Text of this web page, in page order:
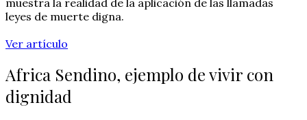
leyes de muerte digna.
Ver artículo
Africa Sendino, ejemplo de vivir con
dignidad